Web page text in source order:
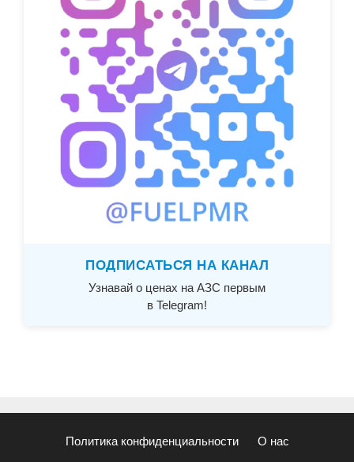
ПОДПИСАТЬСЯ НА КАНАЛ
Узнавай о ценах на АЗС первым
в Telegram!
Политика конфиденциальности О нас